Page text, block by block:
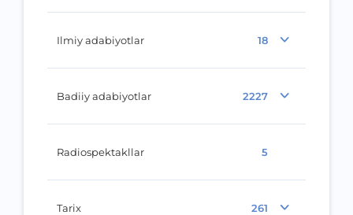
Ilmiy adabiyotlar 18
Badiiy adabiyotlar 2227
Radiospektakllar 5
Tarix 261